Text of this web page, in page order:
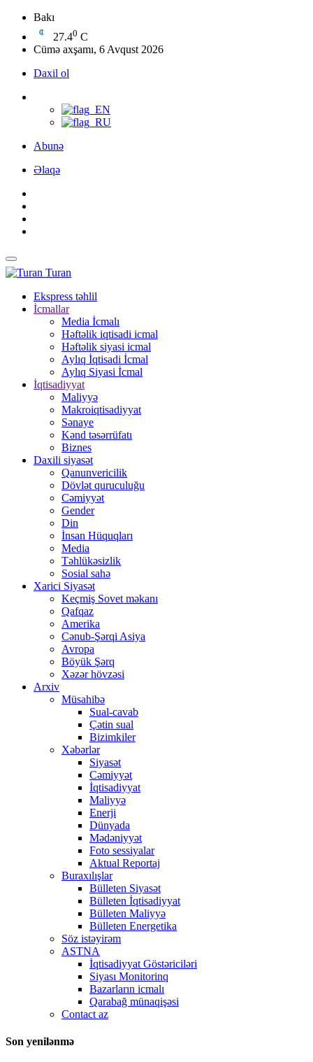
Bakı
27.40 C
Cümə axşamı, 6 Avqust 2026
Daxil ol
Abunə
Əlaqə
Turan
Ekspress təhlil
İcmallar
Media İcmalı
Həftəlik iqtisadi icmal
Həftəlik siyasi icmal
Aylıq İqtisadi İcmal
Aylıq Siyasi İcmal
İqtisadiyyat
Maliyyə
Makroiqtisadiyyat
Sənaye
Kənd təsərrüfatı
Biznes
Daxili siyasət
Qanunvericilik
Dövlət quruculuğu
Cəmiyyət
Gender
Din
İnsan Hüquqları
Media
Təhlükəsizlik
Sosial sahə
Xarici Siyasət
Keçmiş Sovet məkanı
Qafqaz
Amerika
Cənub-Şərqi Asiya
Avropa
Böyük Şərq
Xəzər hövzəsi
Arxiv
Müsahibə
Sual-cavab
Çətin sual
Bizimkiler
Xəbərlər
Siyasət
Cəmiyyət
İqtisadiyyat
Maliyyə
Enerji
Dünyada
Mədəniyyət
Foto sessiyalar
Aktual Reportaj
Buraxılışlar
Bülleten Siyasət
Bülleten İqtisadiyyat
Bülleten Maliyyə
Bülleten Energetika
Söz istəyirəm
ASTNA
İqtisadiyyat Göstəriciləri
Siyası Monitorinq
Bazarların icmalı
Qarabağ münaqişəsi
Contact az
Son yenilənmə